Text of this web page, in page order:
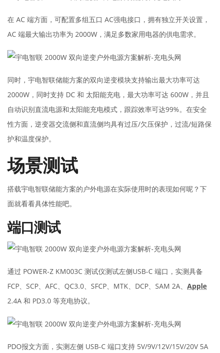
在 AC 端方面，可配置多组五口 AC强电接口，拥有独立开关设置，
AC 端最大输出功率为 2000W，满足多数家用电器的供电需求。
同时，宇电智联储能方案的双向逆变模块支持输出最大功率可达
2000W，同时支持 DC 和 太阳能充电，最大功率可达 600W，并且
自动识别直流电源和太阳能充电模式，跟踪效率可达99%。在安全
性方面，逆变器交流侧和直流侧均具有过压/欠压保护，过流/短路保
护和温度保护。
场景测试
搭载宇电智联储能方案的户外电源在实际使用时的表现如何呢？下
面就看看具体性能吧。
端口测试
通过 POWER-Z KM003C 测试仪测试左侧USB-C 端口，实测具备
FCP、SCP、AFC、QC3.0、SFCP、MTK、DCP、SAM 2A、 Apple
2.4A 和 PD3.0 等充电协议。
PDO报文方面，实测左侧 USB-C 端口支持 5V/9V/12V/15V/20V 5A